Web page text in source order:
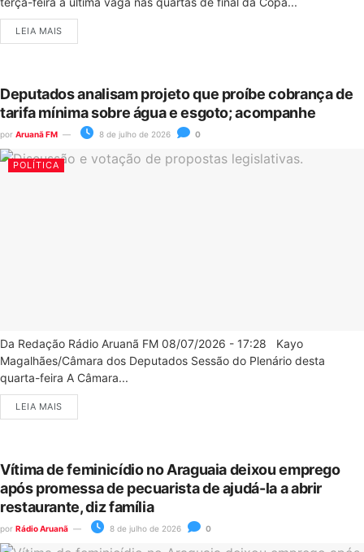
LEIA MAIS
Deputados analisam projeto que proíbe cobrança de
tarifa mínima sobre água e esgoto; acompanhe
por Aruanã FM 8 de julho de 2026 0
POLÍTICA
Da Redação Rádio Aruanã FM 08/07/2026 - 17:28 Kayo
Magalhães/Câmara dos Deputados Sessão do Plenário desta
quarta-feira A Câmara...
LEIA MAIS
Vítima de feminicídio no Araguaia deixou emprego
após promessa de pecuarista de ajudá-la a abrir
restaurante, diz família
por Rádio Aruanã 8 de julho de 2026 0